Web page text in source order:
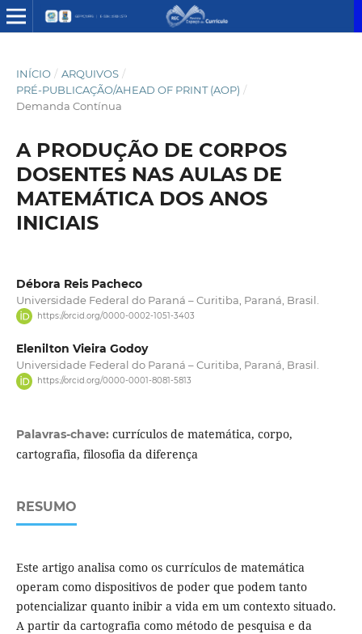
INÍCIO / ARQUIVOS /
PRÉ-PUBLICAÇÃO/AHEAD OF PRINT (AOP) /
Demanda Contínua
A PRODUÇÃO DE CORPOS
DOSENTES NAS AULAS DE
MATEMÁTICA DOS ANOS
INICIAIS
Débora Reis Pacheco
Universidade Federal do Paraná – Curitiba, Paraná, Brasil.
https://orcid.org/0000-0002-1051-3403
Elenilton Vieira Godoy
Universidade Federal do Paraná – Curitiba, Paraná, Brasil.
https://orcid.org/0000-0001-8081-5813
Palavras-chave: currículos de matemática, corpo,
cartografia, filosofia da diferença
RESUMO
Este artigo analisa como os currículos de matemática
operam como dispositivos de poder que podem tanto
potencializar quanto inibir a vida em um contexto situado.
A partir da cartografia como método de pesquisa e da